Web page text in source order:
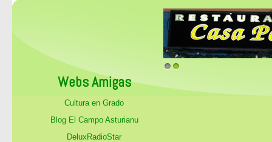
Webs Amigas
Cultura en Grado
Blog El Campo Asturianu
DeluxRadioStar